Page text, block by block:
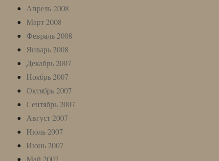
Апрель 2008
Март 2008
Февраль 2008
Январь 2008
Декабрь 2007
Ноябрь 2007
Октябрь 2007
Сентябрь 2007
Август 2007
Июль 2007
Июнь 2007
Май 2007